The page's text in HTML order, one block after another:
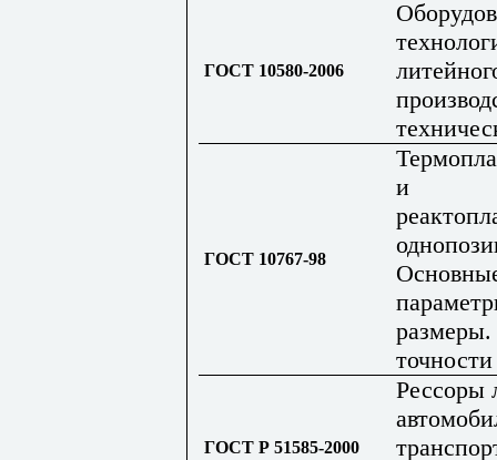
ГОСТ 10580-2006
ГОСТ 10767-98
и
точности
ГОСТ Р 51585-2000
Рессоры